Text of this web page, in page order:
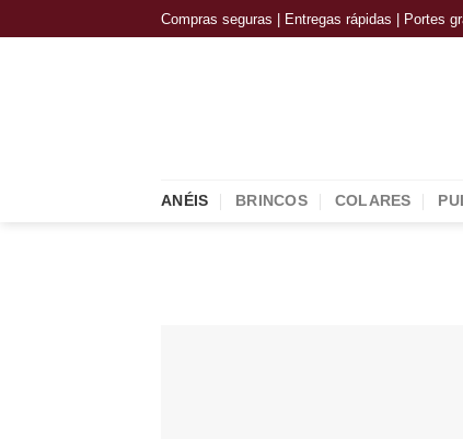
Compras seguras | Entregas rápidas | Portes
ANÉIS BRINCOS COLARES